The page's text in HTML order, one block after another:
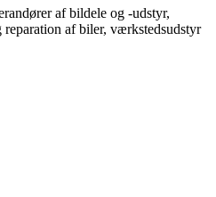
af bildele og -udstyr,
af biler, værkstedsudstyr